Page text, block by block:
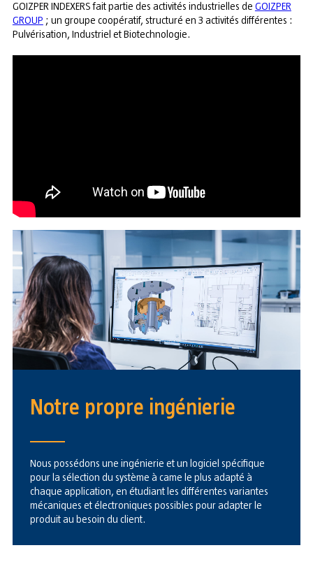
GOIZPER INDEXERS fait partie des activités industrielles de GOIZPER
GROUP ; un groupe coopératif, structuré en 3 activités différentes :
Pulvérisation, Industriel et Biotechnologie.
Notre propre ingénierie
Nous possédons une ingénierie et un logiciel spécifique
pour la sélection du système à came le plus adapté à
chaque application, en étudiant les différentes variantes
mécaniques et électroniques possibles pour adapter le
produit au besoin du client.